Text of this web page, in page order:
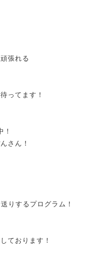
張れる
ってます！
さん！
りするプログラム！
ております！